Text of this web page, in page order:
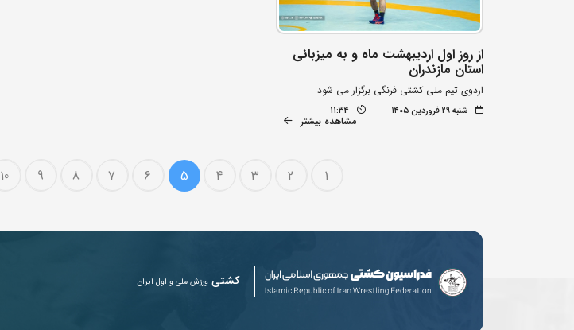
از روز اول اردیبهشت ماه و به میزبانی
استان مازندران
اردوی تیم ملی کشتی فرنگی برگزار می شود
شنبه ۲۹ فروردین ۱۴۰۵ 11:34
مشاهده بیشتر
1
2
3
4
5
6
7
8
9
10
کشتی ورزش ملی و اول ایران